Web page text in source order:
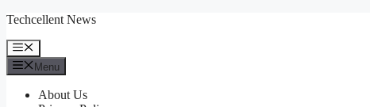
Skip
content
Techcellent News
Menu
Menu
About Us